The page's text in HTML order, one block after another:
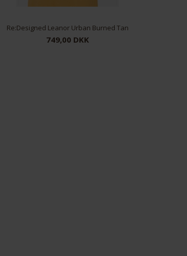
Re:Designed Leanor Urban Burned Tan
749,00 DKK